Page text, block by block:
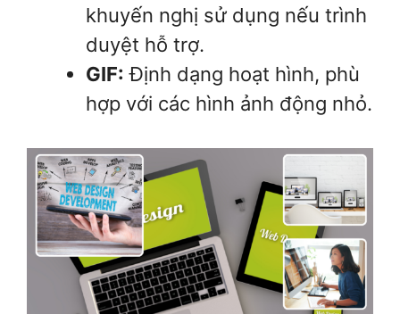
khuyến nghị sử dụng nếu trình
duyệt hỗ trợ.
GIF: Định dạng hoạt hình, phù
hợp với các hình ảnh động nhỏ.